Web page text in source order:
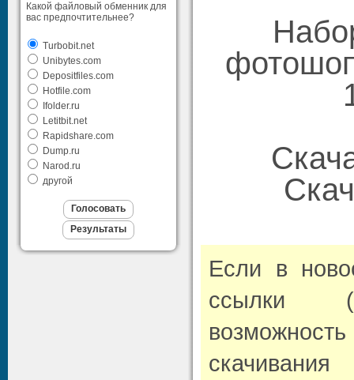
Какой файловый обменник для
вас предпочтительнее?
Turbobit.net
Unibytes.com
Depositfiles.com
Hotfile.com
Ifolder.ru
Letitbit.net
Rapidshare.com
Dump.ru
Narod.ru
другой
Если в
ссылки